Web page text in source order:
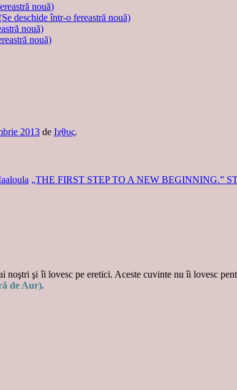
nouă)
deschide într-o fereastră nouă)
nouă)
nouă)
2013 de Ιχθυς.
„THE FIRST STEP TO A NEW BEGINNING.”
noştri şi îi lovesc pe eretici. Aceste cuvinte nu îi lovesc
de Aur).